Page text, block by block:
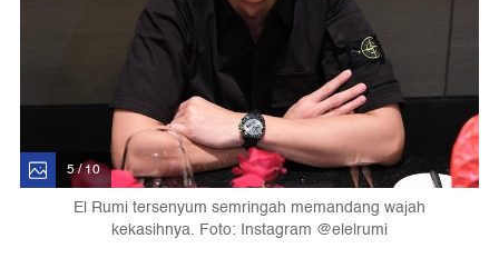
5 / 10
El Rumi tersenyum semringah memandang wajah
kekasihnya. Foto: Instagram @elelrumi